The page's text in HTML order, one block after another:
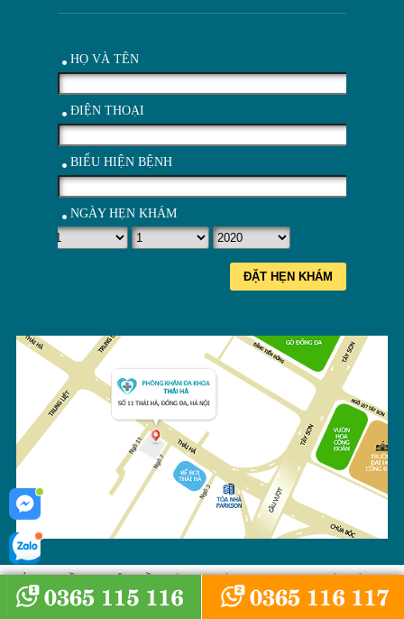
HỌ VÀ TÊN
ĐIỆN THOẠI
BIỂU HIỆN BỆNH
NGÀY HẸN KHÁM
ĐẶT HẸN KHÁM
- 2026